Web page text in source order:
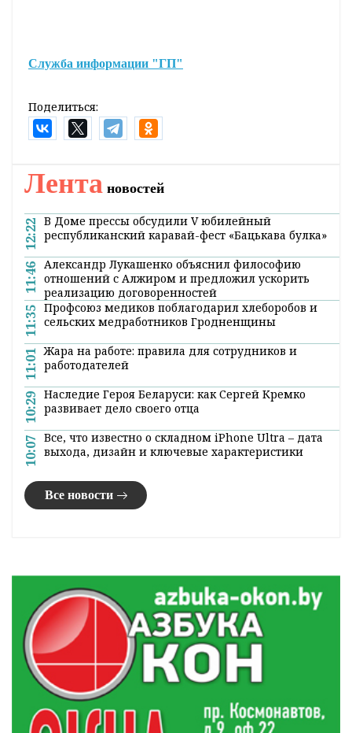
Служба информации "ГП"
Поделиться:
Лента новостей
12:22 В Доме прессы обсудили V юбилейный
республиканский каравай-фест «Бацькава булка»
11:46 Александр Лукашенко объяснил философию
отношений с Алжиром и предложил ускорить
реализацию договоренностей
11:35 Профсоюз медиков поблагодарил хлеборобов и
сельских медработников Гродненщины
11:01 Жара на работе: правила для сотрудников и
работодателей
10:29 Наследие Героя Беларуси: как Сергей Кремко
развивает дело своего отца
10:07 Все, что известно о складном iPhone Ultra – дата
выхода, дизайн и ключевые характеристики
Все новости